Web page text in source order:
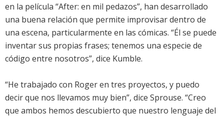
en la película “After: en mil pedazos”, han desarrollado
una buena relación que permite improvisar dentro de
una escena, particularmente en las cómicas. “Él se puede
inventar sus propias frases; tenemos una especie de
código entre nosotros”, dice Kumble.
“He trabajado con Roger en tres proyectos, y puedo
decir que nos llevamos muy bien”, dice Sprouse. “Creo
que ambos hemos descubierto que nuestro lenguaje del